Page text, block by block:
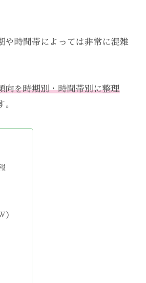
や時間帯によっては非常に混雑
向を時期別・時間帯別に整理
。
）